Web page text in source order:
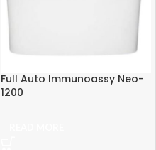
Full Auto Immunoassy Neo-
1200